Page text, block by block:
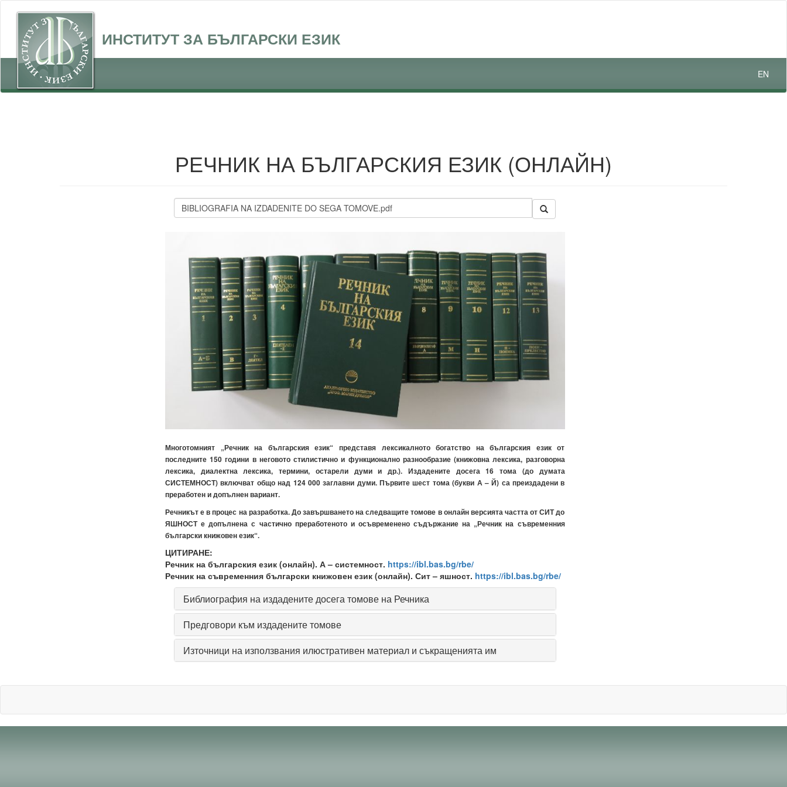
ИНСТИТУТ ЗА БЪЛГАРСКИ ЕЗИК
EN
РЕЧНИК НА БЪЛГАРСКИЯ ЕЗИК (ОНЛАЙН)
Многотомният „Речник на българския език“ представя лексикалното богатство на българския език от
последните 150 години в неговото стилистично и функционално разнообразие (книжовна лексика, разговорна
лексика, диалектна лексика, термини, остарели думи и др.). Издадените досега 16 тома (до думата
СИСТЕМНОСТ) включват общо над 124 000 заглавни думи. Първите шест тома (букви А – Й) са преиздадени в
преработен и допълнен вариант.
Речникът е в процес на разработка. До завършването на следващите томове в онлайн версията частта от СИТ до
ЯШНОСТ е допълнена с частично преработеното и осъвременено съдържание на „Речник на съвременния
български книжовен език“.
ЦИТИРАНЕ:
Речник на българския език (онлайн). А – системност. https://ibl.bas.bg/rbe/
Речник на съвременния български книжовен език (онлайн). Сит – яшност. https://ibl.bas.bg/rbe/
Библиография на издадените досега томове на Речника
Предговори към издадените томове
Източници на използвания илюстративен материал и съкращенията им